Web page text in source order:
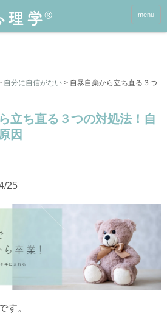
menu
自分に自信がない > 自暴自棄から立ち直る３つ
立ち直る３つの対処法！自
因
25
す。